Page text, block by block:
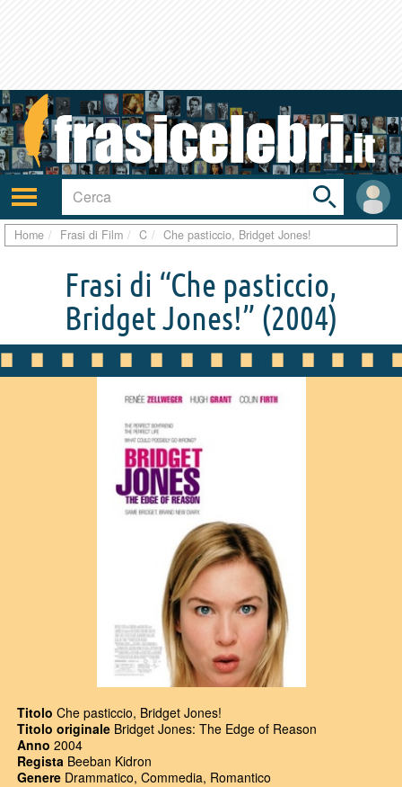
Attiva/disattiva
navigazione
User
area
Toggle
search
bar
Home Frasi di Film C Che pasticcio, Bridget Jones!
Frasi di “Che pasticcio,
Bridget Jones!” (2004)
Titolo Che pasticcio, Bridget Jones!
Titolo originale Bridget Jones: The Edge of Reason
Anno 2004
Regista Beeban Kidron
Genere Drammatico, Commedia, Romantico